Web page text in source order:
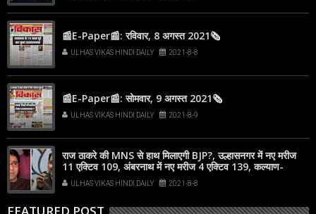
📰E-Paper📰: रविवार, 8 अगस्त 2021🗞
ULHAS VIKAS HINDI DAILY 2021-8-8
📰E-Paper📰: सोमवार, 9 अगस्त 2021🗞
ULHAS VIKAS HINDI DAILY 2021-8-9
राज ठाकरे की MNS से हाथ मिलाएगी BJP?, उल्हासनगर में नए मरीज
11 एक्टिव 109, अंबरनाथ में नए मरीज 4 एक्टिव 139, कल्याण-
डोंबिवली में नए मरीज 57
ULHAS VIKAS HINDI DAILY 2021-8-8
FEATURED POST